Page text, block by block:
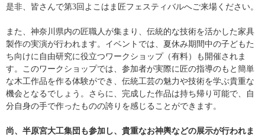
是非、皆さんで第3回よこはま匠フェスティバルへご来場ください。
また、神奈川県内の匠職人が集まり、伝統的な技術を活かした家具
製作の実演が行われます。イベントでは、夏休み期間中の子どもた
ち向けに自由研究に役立つワークショップ（有料）も開催されま
す。このワークショップでは、参加者が実際に匠の指導のもと簡単
な木工作品を作る体験ができ、伝統工芸の魅力や技術を学ぶ貴重な
機会となるでしょう。さらに、完成した作品は持ち帰り可能で、自
分自身の手で作ったものの誇りを感じることができます。
尚、半原宮大工集団も参加し、貴重なお神輿などの展示が行われま